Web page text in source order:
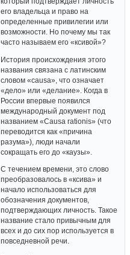
его владельца и право на
определенные привилегии или
возможности. Но почему мы так
часто называем его «ксивой»?
История происхождения этого
названия связана с латинским
словом «causa», что означает
«дело» или «делание». Когда в
России впервые появился
международный документ под
названием «Causa rationis» (что
переводится как «причина
разума»), люди начали
сокращать его до «каузы».
С течением времени, это слово
преобразовалось в «ксива» и
начало использоваться для
обозначения документов,
подтверждающих личность. Такое
название стало привычным для
всех и до сих пор используется в
повседневной речи.